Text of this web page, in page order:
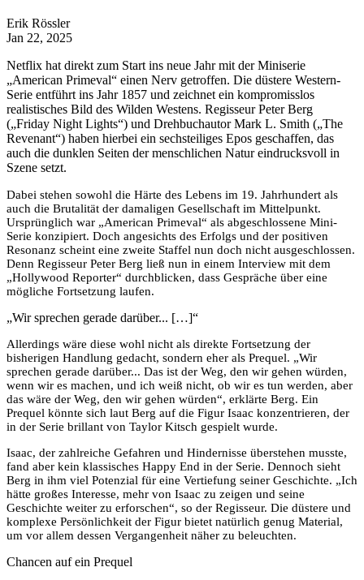
Erik Rössler
Jan 22, 2025
Netflix hat direkt zum Start ins neue Jahr mit der Miniserie
„American Primeval“ einen Nerv getroffen. Die düstere Western-
Serie entführt ins Jahr 1857 und zeichnet ein kompromisslos
realistisches Bild des Wilden Westens. Regisseur Peter Berg
(„Friday Night Lights“) und Drehbuchautor Mark L. Smith („The
Revenant“) haben hierbei ein sechsteiliges Epos geschaffen, das
auch die dunklen Seiten der menschlichen Natur eindrucksvoll in
Szene setzt.
Dabei stehen sowohl die Härte des Lebens im 19. Jahrhundert als
auch die Brutalität der damaligen Gesellschaft im Mittelpunkt.
Ursprünglich war „American Primeval“ als abgeschlossene Mini-
Serie konzipiert. Doch angesichts des Erfolgs und der positiven
Resonanz scheint eine zweite Staffel nun doch nicht ausgeschlossen.
Denn Regisseur Peter Berg ließ nun in einem Interview mit dem
„Hollywood Reporter“ durchblicken, dass Gespräche über eine
mögliche Fortsetzung laufen.
„Wir sprechen gerade darüber... […]“
Allerdings wäre diese wohl nicht als direkte Fortsetzung der
bisherigen Handlung gedacht, sondern eher als Prequel. „Wir
sprechen gerade darüber... Das ist der Weg, den wir gehen würden,
wenn wir es machen, und ich weiß nicht, ob wir es tun werden, aber
das wäre der Weg, den wir gehen würden“, erklärte Berg. Ein
Prequel könnte sich laut Berg auf die Figur Isaac konzentrieren, der
in der Serie brillant von Taylor Kitsch gespielt wurde.
Isaac, der zahlreiche Gefahren und Hindernisse überstehen musste,
fand aber kein klassisches Happy End in der Serie. Dennoch sieht
Berg in ihm viel Potenzial für eine Vertiefung seiner Geschichte. „Ich
hätte großes Interesse, mehr von Isaac zu zeigen und seine
Geschichte weiter zu erforschen“, so der Regisseur. Die düstere und
komplexe Persönlichkeit der Figur bietet natürlich genug Material,
um vor allem dessen Vergangenheit näher zu beleuchten.
Chancen auf ein Prequel